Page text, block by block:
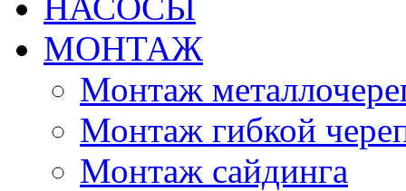
МОНТАЖ
Монтаж
Монтаж гибкой
Монтаж сайдинга